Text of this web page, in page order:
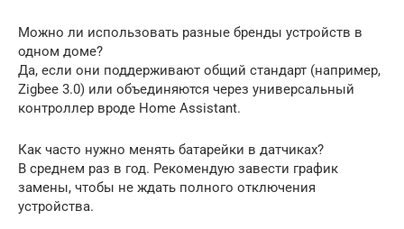
Можно ли использовать разные бренды устройств в
одном доме?
Да, если они поддерживают общий стандарт (например,
Zigbee 3.0) или объединяются через универсальный
контроллер вроде Home Assistant.
Как часто нужно менять батарейки в датчиках?
В среднем раз в год. Рекомендую завести график
замены, чтобы не ждать полного отключения
устройства.